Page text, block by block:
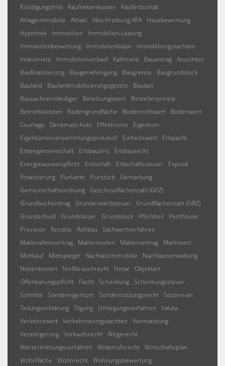
Kündigungsfrist
Kaufnebenkosten
Käuferbonität
Anlageimmobilie
Altlast Abschreibung AFA
Hausbewertung
Hypothek
Immobilien
Immobilien-Leasing
Immobilienbewertung
Immobilienblase
Immobiliengutachten
Indexmiete
Immobilienverkauf Kaltmiete Bauantrag Ansichten
Baufinanzierung
Baugenehmigung Baugrenze
Baugrundstück
Bauland
Baulandmobilisierungsgesetz
Baulast
Bausachverständiger
Beleihungswert
Bestellerprinzip
Betriebskosten
Bodengrundfläche Bodenrichtwert
Bodenwert
Courtage
Denkmalschutz Effektivzins
Eigentum
Eigentümerversammlungsprotokoll
Einheitswert
Erbpacht
Erbengemeinschaft
Erbbauzins
Erbbaurecht
Energieausweispflicht
Erbschaft Erbschaftssteuer
Exposé
Finanzierung
Flurkarte Flurstück Gemarkung
Gemeinschaftsordnung Geschossflächenzahl (GFZ)
Grundbucheintrag Grunderwerbsteuer Grundflächenzahl (GRZ)
Grundschuld
Grundsteuer Grundstück Pflichtteil
Penthouse
Provision
Rendite Rohbau
Sachwertverfahren
Makleralleinvertrag
Maklerkosten Maklervertrag
Marktwert
Mietkauf
Mietspiegel Nachlassimmobilie
Nachlassverwaltung
Nebenkosten
Nießbrauchrecht Notar Objektart
Offenbarungspflicht
Pacht Schenkung
Schenkungssteuer
Schnitte
Sondereigentum Sondernutzungsrecht
Souterrain
Teilungserklärung Tilgung Umlegungsverfahren
Valuta
Verkehrswert Verkehrswertgutachten
Vermarktung
Versteigerung Vorkaufsrecht Wegerecht
Wertermittlungsverfahren
Widerrufsrecht Wirtschaftsplan
Wohnfläche
Wohnrecht Wohnungsbewertung